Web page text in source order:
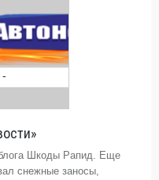
блога Шкоды Рапид. Еще
снежные заносы,